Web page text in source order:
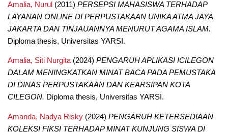
Amalia, Nurul(2011) PERSEPSI MAHASISWA TERHADAP
LAYANAN ONLINE DI PERPUSTAKAAN UNIKA ATMA JAYA
JAKARTA DAN TINJAUANNYA MENURUT AGAMA ISLAM.
Diploma thesis, Universitas YARSI.
Amalia, Siti Nurgita(2024) PENGARUH APLIKASI ICILEGON
DALAM MENINGKATKAN MINAT BACA PADA PEMUSTAKA
DI DINAS PERPUSTAKAAN DAN KEARSIPAN KOTA
CILEGON. Diploma thesis, Universitas YARSI.
Amanda, Nadya Risky(2024) PENGARUH KETERSEDIAAN
KOLEKSI FIKSI TERHADAP MINAT KUNJUNG SISWA DI